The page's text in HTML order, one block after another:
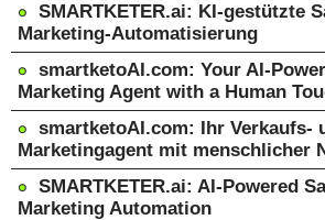
SMARTKETER.ai: KI-gestützte
Marketing-Automatisierung
smartketoAI.com: Your AI-
Marketing Agent with a Human
smartketoAI.com: Ihr Verkaufs-
Marketingagent mit menschlicher
SMARTKETER.ai: AI-Powered
Marketing Automation